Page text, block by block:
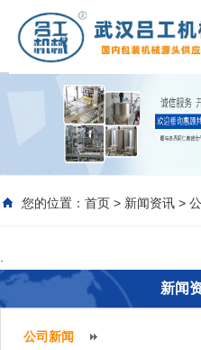
您的位置： 首页 > 新闻资讯 >
新闻
公司新闻